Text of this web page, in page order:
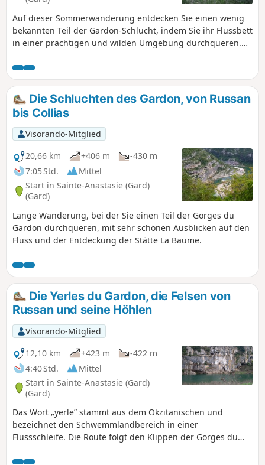
Auf dieser Sommerwanderung entdecken Sie einen wenig
bekannten Teil der Gardon-Schlucht, indem Sie ihr Flussbett
in einer prächtigen und wilden Umgebung durchqueren.
in die Höhe und bietet Ihnen einen anderen Blick auf die
Strecke, die Sie gerade unten zurückgelegt haben. Hinweis:
Informationen zum Wasserstand finden Sie in der Rubrik
„Praktische Informationen”.
Die Schluchten des Gardon, von Russan
bis Collias
Visorando-Mitglied
20,66 km
+406 m
-430 m
7:05 Std.
Mittel
Start in Sainte-Anastasie (Gard)
(Gard)
Lange Wanderung, bei der Sie einen Teil der Gorges du
Gardon durchqueren, mit sehr schönen Ausblicken auf den
Fluss und der Entdeckung der Stätte La Baume.
Die Yerles du Gardon, die Felsen von
Russan und seine Höhlen
Visorando-Mitglied
12,10 km
+423 m
-422 m
4:40 Std.
Mittel
Start in Sainte-Anastasie (Gard)
(Gard)
Das Wort „yerle” stammt aus dem Okzitanischen und
bezeichnet den Schwemmlandbereich in einer
Flussschleife. Die Route folgt den Klippen der Gorges du
den Klippen sind zahlreiche Höhlen zu sehen, darunter die